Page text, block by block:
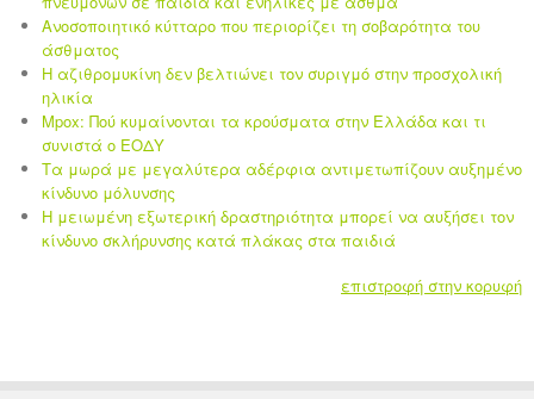
Ανοσοποιητικό κύτταρο που περιορίζει τη σοβαρότητα του
άσθματος
Η αζιθρομυκίνη δεν βελτιώνει τον συριγμό στην προσχολική
ηλικία
Mpox: Πού κυμαίνονται τα κρούσματα στην Ελλάδα και τι
συνιστά ο ΕΟΔΥ
Τα μωρά με μεγαλύτερα αδέρφια αντιμετωπίζουν αυξημένο
κίνδυνο μόλυνσης
Η μειωμένη εξωτερική δραστηριότητα μπορεί να αυξήσει τον
κίνδυνο σκλήρυνσης κατά πλάκας στα παιδιά
επιστροφή στην κορυφή